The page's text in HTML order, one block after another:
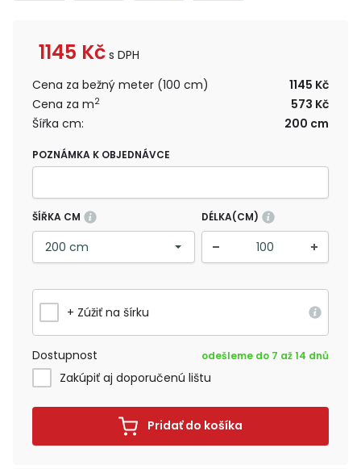
1145 Kč s DPH
Cena za bežný meter (100 cm)
1145 Kč
Cena za m2
573 Kč
Šířka cm:
200 cm
POZNÁMKA K OBJEDNÁVCE
ŠÍŘKA CM DÉLKA(CM)
+ Zúžiť na šírku
Dostupnost odešleme do 7 až 14 dnů
Zakúpiť aj doporučenú lištu
Pridať do košíka